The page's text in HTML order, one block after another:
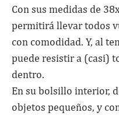
Con sus medidas de
permitirá llevar todos
con comodidad. Y, al
puede resistir a (casi)
dentro.
En su bolsillo interior,
objetos pequeños, y